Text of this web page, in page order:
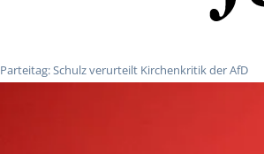
Parteitag: Schulz verurteilt Kirchenkritik der AfD